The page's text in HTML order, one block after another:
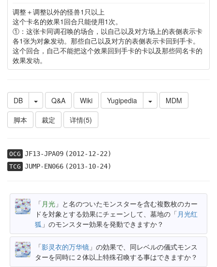
调整＋调整以外的怪兽1只以上
这个卡名的效果1回合只能使用1次。
①：这张卡同调召唤的场合，以自己以及对方场上的表侧表示卡
各1张为对象发动。那些自己以及对方的表侧表示卡回到手卡。
这个回合，自己不能把这个效果回到手卡的卡以及那些同名卡的
效果发动。
DB Q&A Wiki Yugipedia
MDM
脚本
裁定 详情(5)
OCG JF13-JPA09(2012-12-22)
TCG JUMP-EN066(2013-10-24)
「 月光 」と名のついたモンスターを含む複数枚のカー
ドを対象とする効果にチェーンして、墓地の「 月光红
狐 」のモンスター効果を発動できますか？
「影灵衣的万华镜 」の効果で、同レベルの儀式モンス
ターを同時に２体以上特殊召喚する事はできますか？